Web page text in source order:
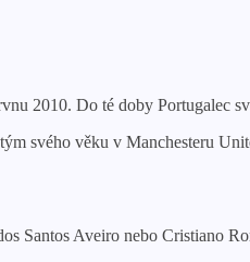
2010. Do té doby Portugalec
svého věku v Manchesteru
Santos Aveiro nebo Cristiano